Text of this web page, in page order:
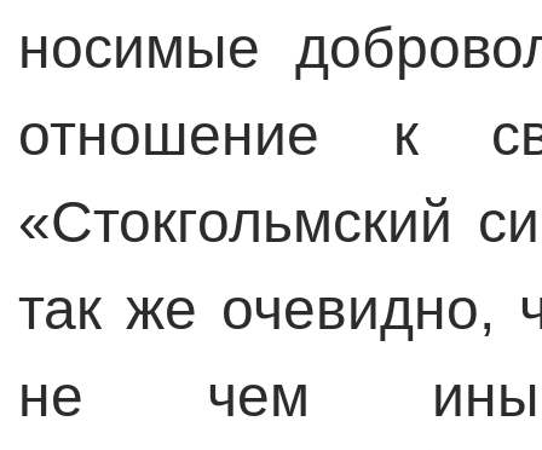
носимые
отношение к
«Стокгольмский
так же очевидно,
не чем